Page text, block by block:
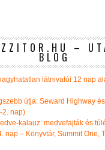
–
BLOG
látnivalói 12 nap
útja: Seward Highway
2. nap)
kalauz: medvefajták és
nap – Könyvtár, Summit One,